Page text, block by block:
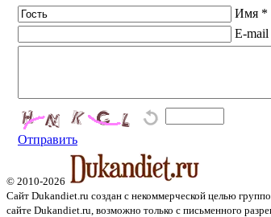
Имя *
E-
Отправить
© 2010-2026
Сайт Dukandiet.ru создан с некоммерческой целью
сайте Dukandiet.ru, возможно только с письменного